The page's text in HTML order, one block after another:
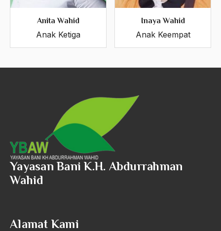
Anita Wahid
Anak Ketiga
Inaya Wahid
Anak Keempat
Yayasan Bani K.H. Abdurrahman
Wahid
Alamat Kami